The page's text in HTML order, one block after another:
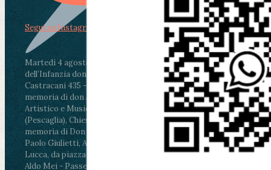
Martedì 4 agosto2026
ore 11:30 - Lucca, Scuola
dell’Infanzia don Aldo Mei - Viale Castruccio
Castracani 435 - Inaugurazione murales in
memoria di don Aldo Mei curato dal Liceo
Artistico e Musicale “Passaglia”
ore 18 - Fiano
(Pescaglia), Chiesa parrocchiale - Messa in
memoria di Don Aldo Mei celebrata da mons.
Paolo Giulietti, Arcivescovo di Lucca
ore 20.30 -
Lucca, da piazza San Michele al Cippo di don
Aldo Mei - Passeggiata della Memoria in alcuni
Segui su Instagram